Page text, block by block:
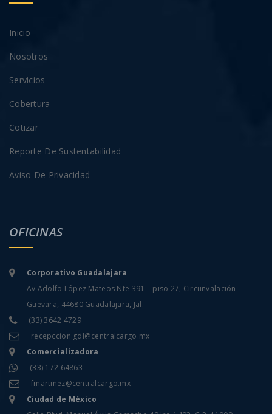
Inicio
Nosotros
Servicios
Cobertura
Cotizar
Reporte De Sustentabilidad
Aviso De Privacidad
OFICINAS
Corporativo Guadalajara
Av Adolfo López Mateos Nte 391 – piso 27, Circunvalación
Guevara, 44680 Guadalajara, Jal.
(33) 3642 4729
recepccion.gdl@centralcargo.mx
Comercializadora
(33) 172 64863
fmartinez@centralcargo.mx
Ciudad de México